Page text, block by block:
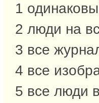
1
2 люди на
3 все
4 все
5 все люди